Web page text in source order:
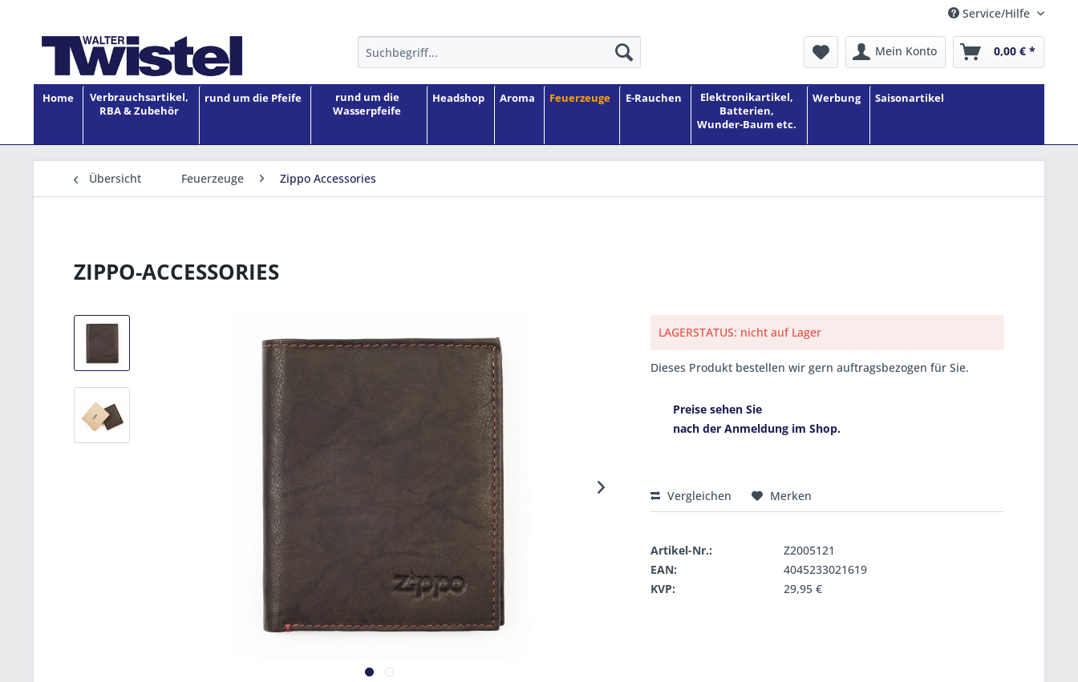
Service/Hilfe
Mein Konto 0,00 € *
Home
Verbrauchsartikel,
RBA & Zubehör
rund um die Pfeife
rund um die
Wasserpfeife
Headshop Aroma Feuerzeuge E-Rauchen
Elektronikartikel,
Batterien,
Wunder-Baum etc.
Werbung Saisonartikel
Übersicht Feuerzeuge Zippo Accessories
ZIPPO-ACCESSORIES
LAGERSTATUS: nicht auf Lager
Dieses Produkt bestellen wir gern auftragsbezogen für Sie.
Preise sehen Sie
nach der Anmeldung im Shop.
Vergleichen Merken
Artikel-Nr.:
Z2005121
EAN:
4045233021619
KVP:
29,95 €